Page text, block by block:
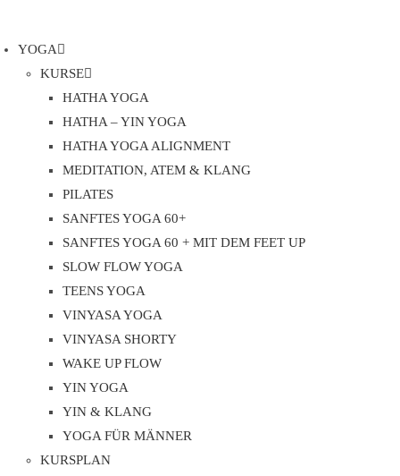
YOGA
KURSE
HATHA YOGA
HATHA – YIN YOGA
HATHA YOGA ALIGNMENT
MEDITATION, ATEM & KLANG
PILATES
SANFTES YOGA 60+
SANFTES YOGA 60 + MIT DEM FEET UP
SLOW FLOW YOGA
TEENS YOGA
VINYASA YOGA
VINYASA SHORTY
WAKE UP FLOW
YIN YOGA
YIN & KLANG
YOGA FÜR MÄNNER
KURSPLAN